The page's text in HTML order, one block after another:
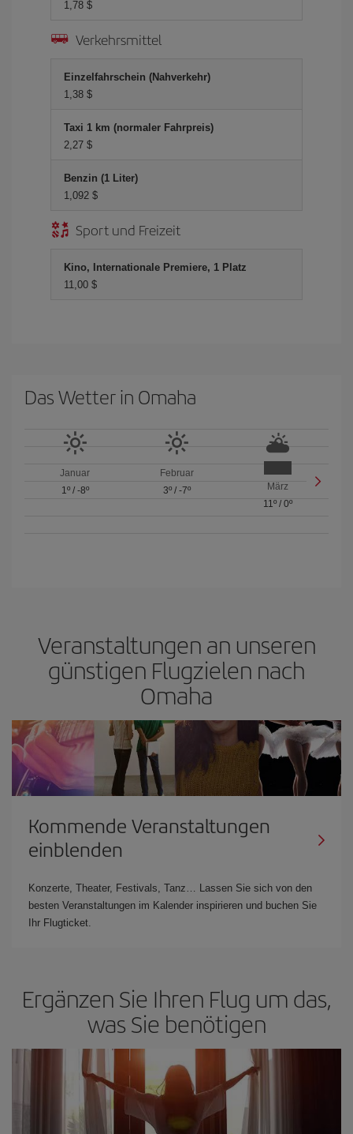
1,78 $
Verkehrsmittel
Einzelfahrschein (Nahverkehr)
1,38 $
Taxi 1 km (normaler Fahrpreis)
2,27 $
Benzin (1 Liter)
1,092 $
Sport und Freizeit
Kino, Internationale Premiere, 1 Platz
11,00 $
Das Wetter in Omaha
Januar
1º/ -8º
Februar
3º/ -7º
März
11º /0º
Veranstaltungen an unseren
günstigen Flugzielen nach
Omaha
Kommende Veranstaltungen
einblenden
Konzerte, Theater, Festivals, Tanz… Lassen Sie sich von den
besten Veranstaltungen im Kalender inspirieren und buchen Sie
Ihr Flugticket.
Ergänzen Sie Ihren Flug um das,
was Sie benötigen